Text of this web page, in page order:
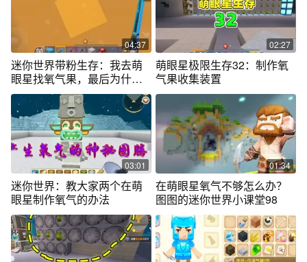
04:37
迷你世界带粉生存：我去萌
眼星找氧气果，最后为什么
只找到了一个
02:27
萌眼星极限生存32：制作氧
气果收集装置
03:01
迷你世界：教大家两个在萌
眼星制作氧气的办法
01:34
在萌眼星氧气不够怎么办？
图图的迷你世界小课堂98